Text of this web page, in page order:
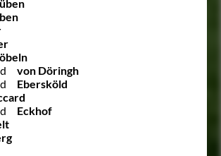
von Döringh
Ebersköld
Eckhof